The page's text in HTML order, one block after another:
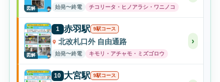
図解 始発〜終電 チコリータ・ヒノアラシ・ワニノコ
図解
1 赤羽駅 9駅コース
北改札口外 自由通路
始発〜終電 キモリ・アチャモ・ミズゴロウ
›
10 大宮駅 9駅コース